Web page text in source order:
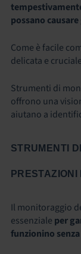
possano
Come è facile
delicata e
Strumenti di
offrono una
aiutano a
STRUMENTI
Il monitoraggio
essenziale per
funzionino